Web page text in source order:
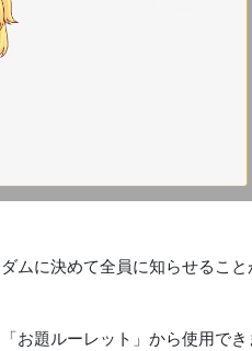
ムに決めて全員に知らせること
お題ルーレット」から使用でき